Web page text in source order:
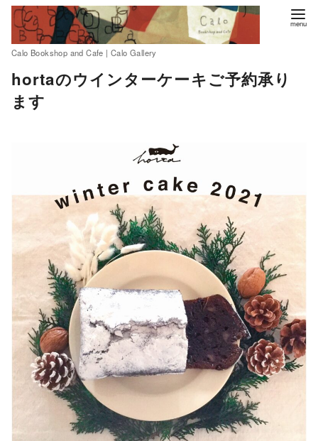
Calo Bookshop and Cafe | Calo Gallery
hortaのウインターケーキご予約承り
ます